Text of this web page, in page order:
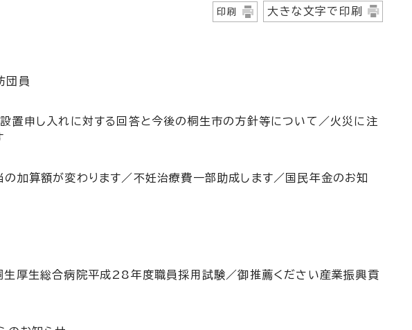
印刷 大きな文字で印刷
団員
置申し入れに対する回答と今後の桐生市の方針等について／火災に注
加算額が変わります／不妊治療費一部助成します／国民年金のお知
厚生総合病院平成28年度職員採用試験／御推薦ください産業振興貢